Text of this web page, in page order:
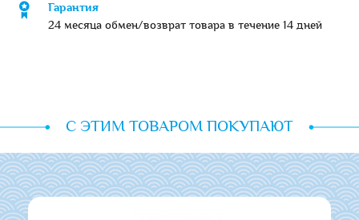
Гарантия
24 месяца обмен/возврат товара в течение 14 дней
С ЭТИМ ТОВАРОМ ПОКУПАЮТ